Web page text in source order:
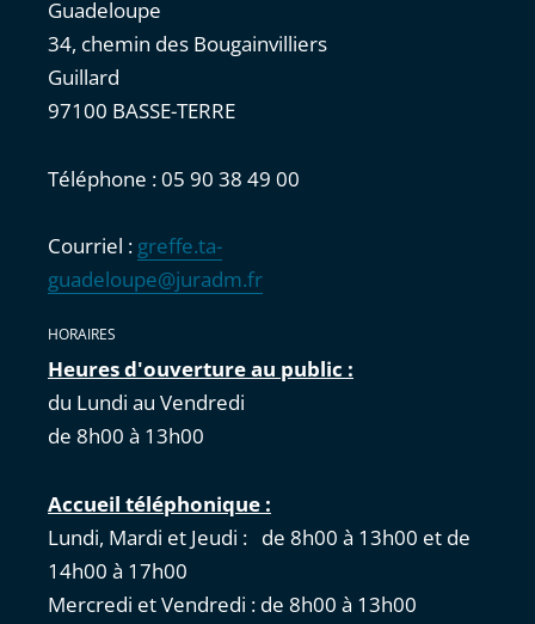
Guadeloupe
34, chemin des Bougainvilliers
Guillard
97100 BASSE-TERRE
Téléphone : 05 90 38 49 00
Courriel : greffe.ta-
guadeloupe@juradm.fr
HORAIRES
Heures d'ouverture au public :
du Lundi au Vendredi
de 8h00 à 13h00
Accueil téléphonique :
Lundi, Mardi et Jeudi : de 8h00 à 13h00 et de
14h00 à 17h00
Mercredi et Vendredi : de 8h00 à 13h00